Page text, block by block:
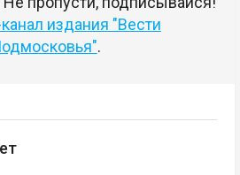
издания "Вести
.